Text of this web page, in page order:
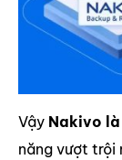
Vậy Nakivo
năng vượt trội